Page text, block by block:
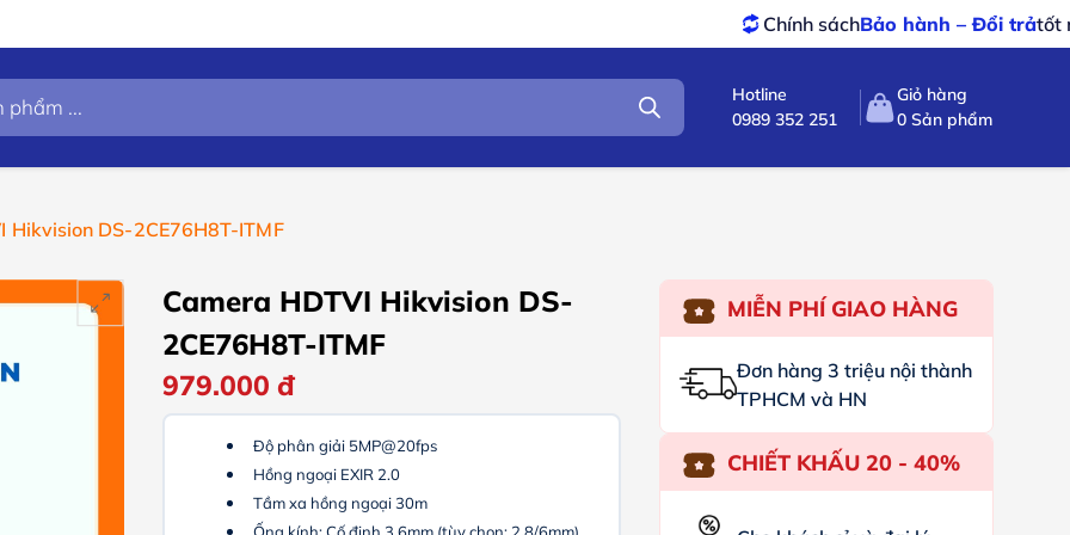
Bảo hành – Đổi trảtốt nhất
Hotline
0989 352 251
Giỏ hàng
0 Sản phẩm
Hikvision DS-2CE76H8T-ITMF
Camera HDTVI Hikvision DS-
2CE76H8T-ITMF
979.000đ
Độ phân giải 5MP@20fps
Hồng ngoại EXIR 2.0
Tầm xa hồng ngoại 30m
MIỄN PHÍ GIAO HÀNG
Đơn hàng 3 triệu nội thành
TPHCM và HN
CHIẾT KHẤU 20 - 40%